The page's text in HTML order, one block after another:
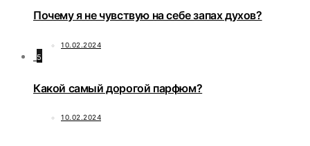
Почему я не чувствую на себе запах духов?
10.02.2024
5
Какой самый дорогой парфюм?
10.02.2024